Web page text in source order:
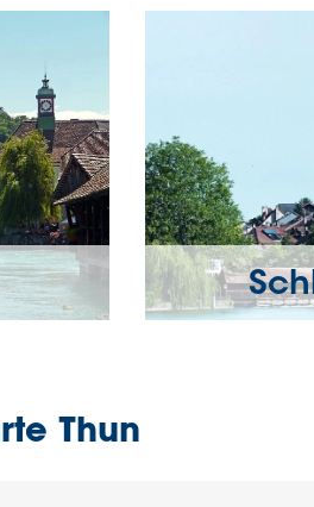
Thun